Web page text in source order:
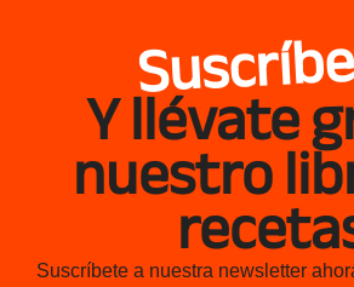
Y llévate
nuestro
Suscríbete a nuestra newsletter